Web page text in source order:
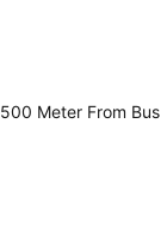
Meter From Bus